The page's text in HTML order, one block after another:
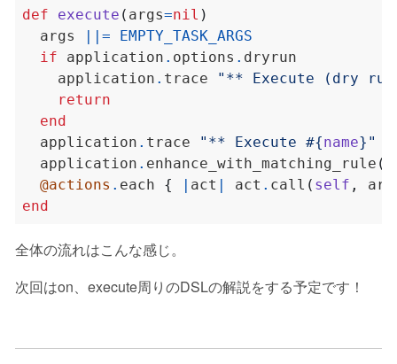
def execute ( args=nil )
  args
||=
EMPTY_TASK_ARGS
if application . options .
    application
. trace
"** Execute (dry
return
end
  application
. trace "** Execute #{name} "
  application
. enhance_with_matching_rule (
@actions . each { | act | act . call ( self ,
end
全体の流れはこんな感じ。
次回はon、execute周りのDSLの解説をする予定です！